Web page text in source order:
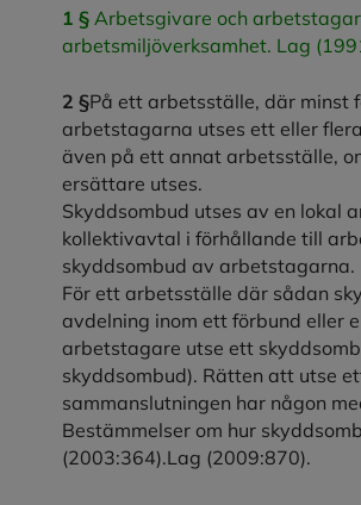
1 § Arbetsgivare och
arbetsmiljöverksamhet. Lag
2 §På ett arbetsställe, där minst
arbetstagarna utses ett eller
även på ett annat arbetsställe,
ersättare utses.
Skyddsombud utses av en lokal
kollektivavtal i förhållande till
skyddsombud av arbetstagarna.
För ett arbetsställe där sådan
avdelning inom ett förbund eller
arbetstagare utse ett
skyddsombud). Rätten att utse
sammanslutningen har någon
Bestämmelser om hur
(2003:364).Lag (2009:870).